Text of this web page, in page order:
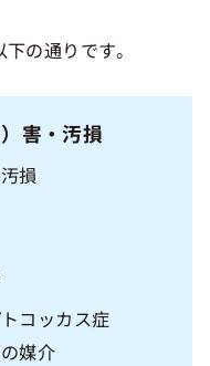
の通りです。
害・汚損
損
コッカス症
媒介